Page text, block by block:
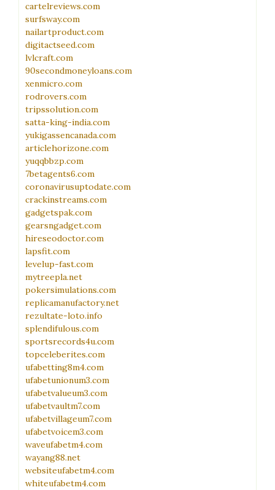
cartelreviews.com
surfsway.com
nailartproduct.com
digitactseed.com
lvlcraft.com
90secondmoneyloans.com
xenmicro.com
rodrovers.com
tripssolution.com
satta-king-india.com
yukigassencanada.com
articlehorizone.com
yuqqbbzp.com
7betagents6.com
coronavirusuptodate.com
crackinstreams.com
gadgetspak.com
gearsngadget.com
hireseodoctor.com
lapsfit.com
levelup-fast.com
mytreepla.net
pokersimulations.com
replicamanufactory.net
rezultate-loto.info
splendifulous.com
sportsrecords4u.com
topceleberites.com
ufabetting8m4.com
ufabetunionum3.com
ufabetvalueum3.com
ufabetvaultm7.com
ufabetvillageum7.com
ufabetvoicem3.com
waveufabetm4.com
wayang88.net
websiteufabetm4.com
whiteufabetm4.com